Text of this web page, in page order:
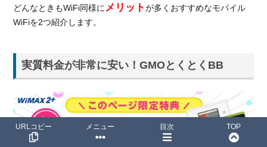
どんなときもWiFi同様に メリットが多くおすすめなモバイル
WiFiを2つ紹介します。
実質料金が非常に安い！GMOとくとくBB
URLコピー メニュー 目次 TOP